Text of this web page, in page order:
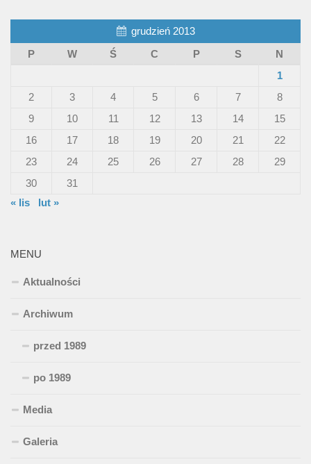
grudzień 2013
P
W Ś C P S
N
1
2
3 4 5 6 7
8
9
10 11 12 13 14
15
16
17 18 19 20 21
22
23
24 25 26 27 28
29
30
31
« lis
lut »
MENU
Aktualności
Archiwum
przed 1989
po 1989
Media
Galeria